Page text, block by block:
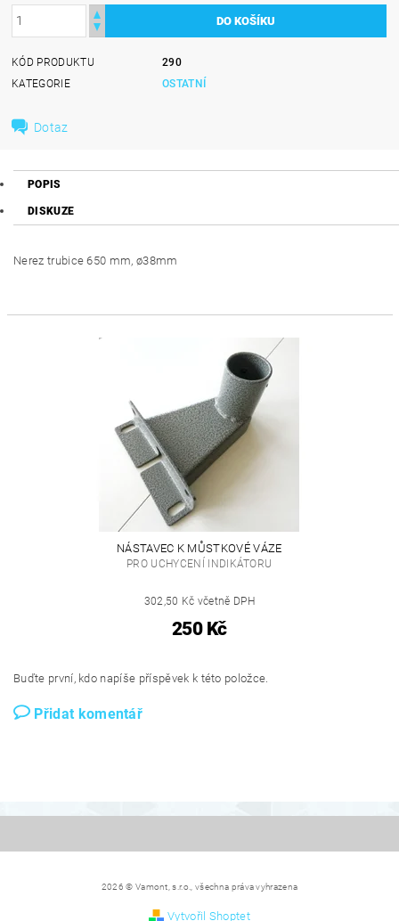
KÓD PRODUKTU
290
KATEGORIE
OSTATNÍ
Dotaz
POPIS
DISKUZE
Nerez trubice 650 mm, ø38mm
NÁSTAVEC K MŮSTKOVÉ VÁZE
PRO UCHYCENÍ INDIKÁTORU
302,50 Kč včetně DPH
250 Kč
Buďte první, kdo napíše příspěvek k této položce.
Přidat komentář
2026 © Vamont, s.r.o., všechna práva vyhrazena
Vytvořil Shoptet